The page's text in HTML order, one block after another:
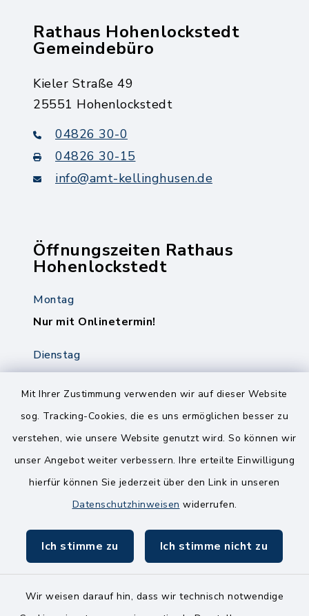
Mit Ihrer Zustimmung verwenden wir auf dieser Website
sog. Tracking-Cookies, die es uns ermöglichen besser zu
verstehen, wie unsere Website genutzt wird. So können wir
unser Angebot weiter verbessern. Ihre erteilte Einwilligung
hierfür können Sie jederzeit über den Link in unseren
Datenschutzhinweisen widerrufen.
Ich stimme zu Ich stimme nicht zu
Wir weisen darauf hin, dass wir technisch notwendige
Rathaus Hohenlockstedt
Gemeindebüro
Kieler Straße 49
25551 Hohenlockstedt
04826 30-0
04826 30-15
info@amt-kellinghusen.de
Öffnungszeiten Rathaus
Hohenlockstedt
Montag
Nur mit Onlinetermin!
Dienstag
8.00-12.00 Uhr
14.00-18.00 Uhr
Freitag
8.00-11.00 Uhr